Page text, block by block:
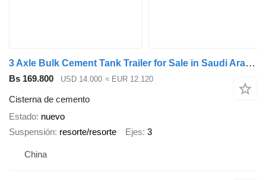
3 Axle Bulk Cement Tank Trailer for Sale in Saudi Arabia
Bs 169.800 USD 14.000 ≈ EUR 12.120
Cisterna de cemento
Estado nuevo
Suspensión resorte/resorte Ejes 3
China